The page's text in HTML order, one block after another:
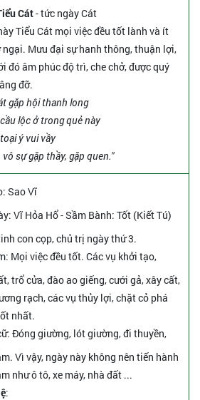
Cát- tức ngày Cát
Tiểu Cát mọi việc đều tốt lành và ít
ngại. Mưu đại sự hanh thông, thuận lợi,
đó âm phúc độ trì, che chở, được quý
đỡ.
gặp hội thanh long
lộc ở trong quẻ này
ý vui vầy
vô sự gặp thầy, gặp quen."
: Sao Vĩ
: Vĩ Hỏa Hổ - Sầm Bành: Tốt (Kiết Tú)
con cọp, chủ trị ngày thứ 3.
: Mọi việc đều tốt. Các vụ khởi tạo,
trổ cửa, đào ao giếng, cưới gả, xây cất,
rạch, các vụ thủy lợi, chặt cỏ phá
nhất.
: Đóng giường, lót giường, đi thuyền,
Vì vậy, ngày này không nên tiến hành
như ô tô, xe máy, nhà đất ...
: